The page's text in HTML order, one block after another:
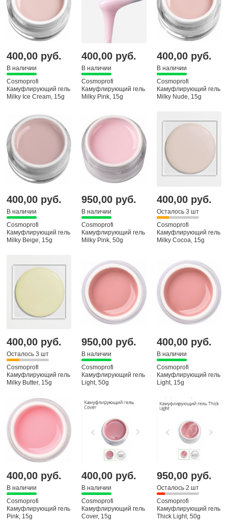
400,00 руб.
В наличии
Cosmoprofi
Камуфлирующий гель
Milky Ice Cream, 15g
400,00 руб.
В наличии
Cosmoprofi
Камуфлирующий гель
Milky Pink, 15g
400,00 руб.
В наличии
Cosmoprofi
Камуфлирующий гель
Milky Nude, 15g
400,00 руб.
В наличии
Cosmoprofi
Камуфлирующий гель
Milky Beige, 15g
950,00 руб.
В наличии
Cosmoprofi
Камуфлирующий гель
Milky Pink, 50g
400,00 руб.
Осталось 3 шт
Cosmoprofi
Камуфлирующий гель
Milky Cocoa, 15g
400,00 руб.
Осталось 3 шт
Cosmoprofi
Камуфлирующий гель
Milky Butter, 15g
950,00 руб.
В наличии
Cosmoprofi
Камуфлирующий гель
Light, 50g
400,00 руб.
В наличии
Cosmoprofi
Камуфлирующий гель
Light, 15g
400,00 руб.
В наличии
Cosmoprofi
Камуфлирующий гель
Pink, 15g
400,00 руб.
В наличии
Cosmoprofi
Камуфлирующий гель
Cover, 15g
950,00 руб.
Осталось 2 шт
Cosmoprofi
Камуфлирующий гель
Thick Light, 50g